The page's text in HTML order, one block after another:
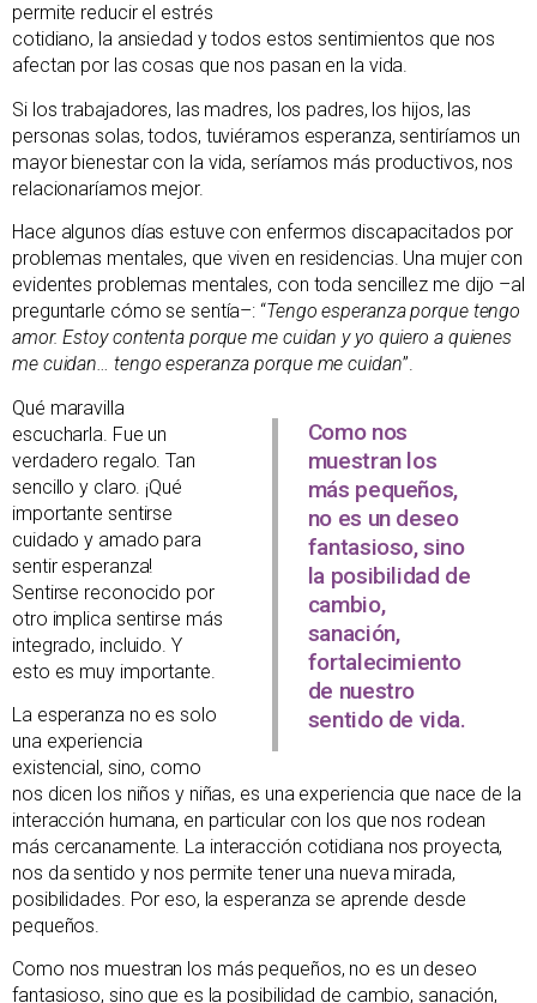
permite reducir el estrés
cotidiano, la ansiedad y todos estos sentimientos que nos
afectan por las cosas que nos pasan en la vida.
Si los trabajadores, las madres, los padres, los hijos, las
personas solas, todos, tuviéramos esperanza, sentiríamos un
mayor bienestar con la vida, seríamos más productivos, nos
relacionaríamos mejor.
Hace algunos días estuve con enfermos discapacitados por
problemas mentales, que viven en residencias. Una mujer con
evidentes problemas mentales, con toda sencillez me dijo –al
preguntarle cómo se sentía–: “Tengo esperanza porque tengo
amor. Estoy contenta porque me cuidan y yo quiero a quienes
me cuidan… tengo esperanza porque me cuidan”.
Como nos
muestran los
más pequeños,
no es un deseo
fantasioso, sino
la posibilidad de
cambio,
sanación,
fortalecimiento
de nuestro
sentido de vida.
Qué maravilla
escucharla. Fue un
verdadero regalo. Tan
sencillo y claro. ¡Qué
importante sentirse
cuidado y amado para
sentir esperanza!
Sentirse reconocido por
otro implica sentirse más
integrado, incluido. Y
esto es muy importante.
La esperanza no es solo
una experiencia
existencial, sino, como
nos dicen los niños y niñas, es una experiencia que nace de la
interacción humana, en particular con los que nos rodean
más cercanamente. La interacción cotidiana nos proyecta,
nos da sentido y nos permite tener una nueva mirada,
posibilidades. Por eso, la esperanza se aprende desde
pequeños.
Como nos muestran los más pequeños, no es un deseo
fantasioso, sino que es la posibilidad de cambio, sanación,